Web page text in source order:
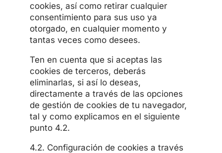
cookies, así como retirar cualquier
consentimiento para sus uso ya
otorgado, en cualquier momento y
tantas veces como desees.
Ten en cuenta que si aceptas las
cookies de terceros, deberás
eliminarlas, si así lo deseas,
directamente a través de las opciones
de gestión de cookies de tu navegador,
tal y como explicamos en el siguiente
punto 4.2.
4.2. Configuración de cookies a través